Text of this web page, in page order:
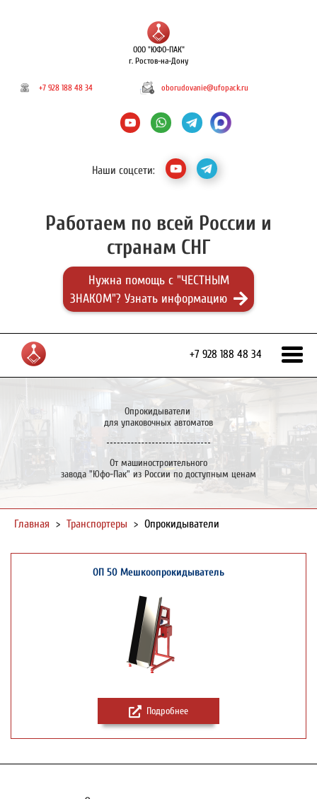
ООО "ЮФО-ПАК"
г. Ростов-на-Дону
+7 928 188 48 34 oborudovanie@ufopack.ru
Наши соцсети:
Работаем по всей России и
странам СНГ
Нужна помощь с "ЧЕСТНЫМ
ЗНАКОМ"? Узнать информацию
+7 928 188 48 34
Опрокидыватели
для упаковочных автоматов
От машиностроительного
завода "Юфо-Пак" из России по доступным ценам
Главная > Транспортеры > Опрокидыватели
ОП 50 Мешкоопрокидыватель
Подробнее